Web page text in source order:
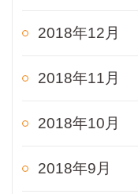
2018年12月
2018年11月
2018年10月
2018年9月